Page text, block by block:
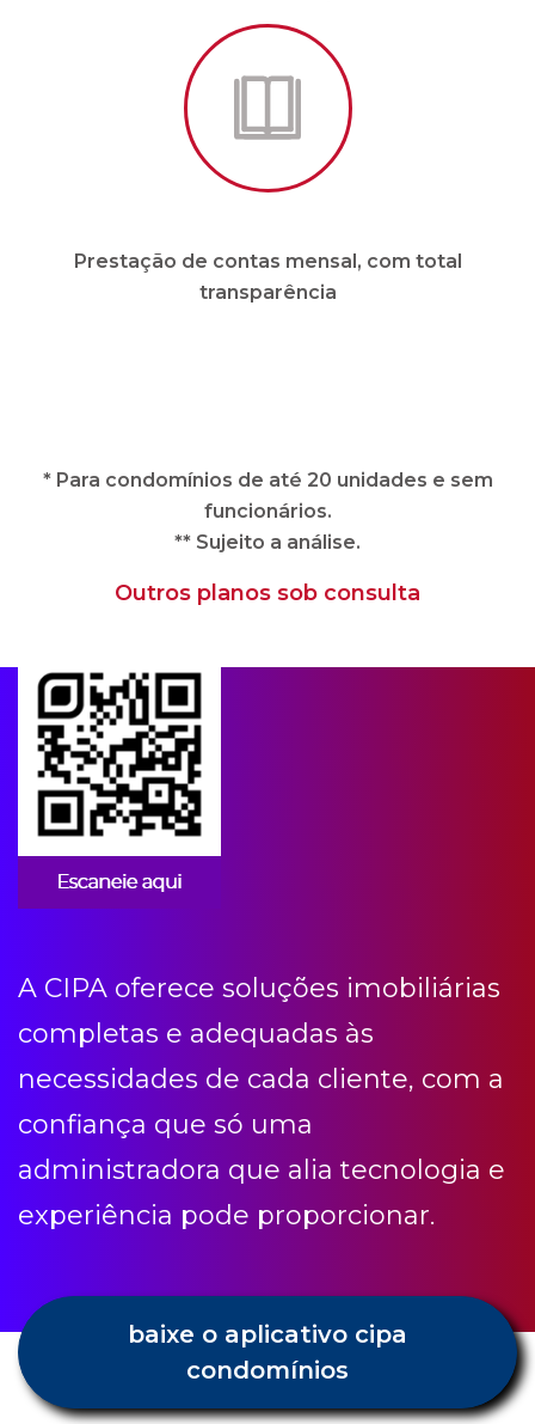
Prestação de contas mensal, com total
* Para condomínios de até 20 unidades e sem
A CIPA oferece soluções imobiliárias
completas e adequadas às
necessidades de cada cliente, com a
administradora que alia tecnologia e
experiência pode proporcionar.
baixe o aplicativo cipa
condomínios
Condomínio etc
Receba todas as novidades e dicas
Cipa.